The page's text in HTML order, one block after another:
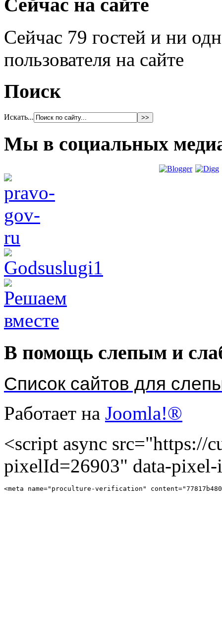
Сейчас на сайте
Сейчас 79 гостей и ни
пользователя на сайте
Поиск
Искать...
Мы в социальных
В помощь слепым и
Список сайтов для
Работает на Joomla!®
<script async src="https://
pixelId=26903" data-
<meta name="proculture-verification"